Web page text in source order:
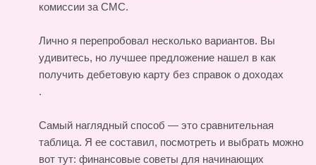
комиссии за СМС.
Лично я перепробовал несколько вариантов. Вы
удивитесь, но лучшее предложение нашел в как
получить дебетовую карту без справок о доходах
.
Самый наглядный способ — это сравнительная
таблица. Я ее составил, посмотреть и выбрать можно
вот тут: финансовые советы для начинающих